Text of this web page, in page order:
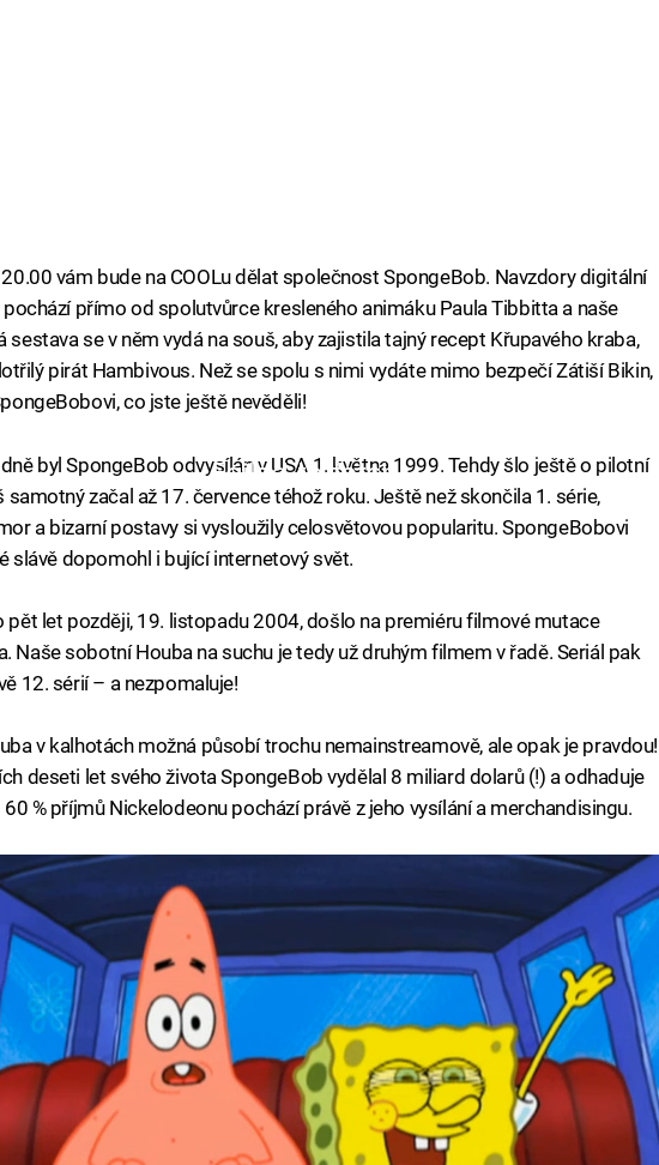
vám bude na COOLu dělat společnost SpongeBob. Navzdory digitální
přímo od spolutvůrce kresleného animáku Paula Tibbitta a naše
sestava se v něm vydá na souš, aby zajistila tajný recept Křupavého kraba,
pirát Hambivous. Než se spolu s nimi vydáte mimo bezpečí Zátiší Bikin,
co jste ještě nevěděli!
Failed to fetch
byl SpongeBob odvysílán v USA 1. května 1999. Tehdy šlo ještě o pilotní
samotný začal až 17. července téhož roku. Ještě než skončila 1. série,
a bizarní postavy si vysloužily celosvětovou popularitu. SpongeBobovi
slávě dopomohl i bující internetový svět.
pět let později, 19. listopadu 2004, došlo na premiéru filmové mutace
Naše sobotní Houba na suchu je tedy už druhým filmem v řadě. Seriál pak
12. sérií – a nezpomaluje!
v kalhotách možná působí trochu nemainstreamově, ale opak je pravdou!
deseti let svého života SpongeBob vydělal 8 miliard dolarů (!) a odhaduje
60 % příjmů Nickelodeonu pochází právě z jeho vysílání a merchandisingu.